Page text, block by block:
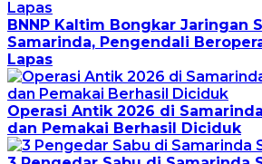
BNNP Kaltim Bongkar Jaringan
Samarinda, Pengendali
Lapas
Operasi Antik 2026 di
dan Pemakai Berhasil Diciduk